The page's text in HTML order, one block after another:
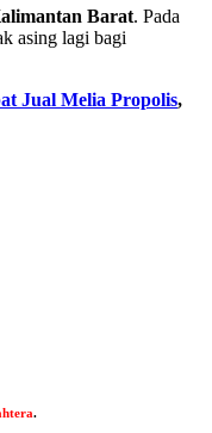
Barat. Pada
asing lagi bagi
Jual Melia Propolis,
.